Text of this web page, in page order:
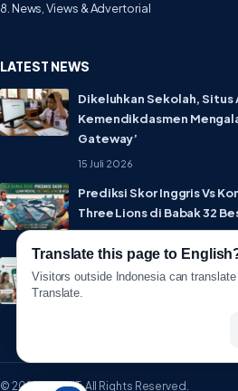
8. News, Views & Advertorial
LATEST NEWS
Dikeluhkan Sekolah, Situs
Kemendikdasmen
Gateway’
15 Juli 2026
Prediksi Skor Inggris Vs
Three Lions di Babak 32
Tak Perlu Lagi Sebar Nomor
© 2026 WartaIT. All Rights Reserved.
Translate this page to
Visitors outside Indonesia can
Translate.